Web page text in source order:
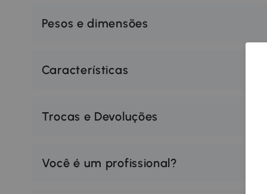
Pesos e dimensões
Características
Trocas e Devoluções
Você é um profissional?